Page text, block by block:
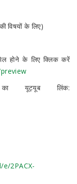
विषयों के लिए)
होने के लिए क्लिक करें
का यूट्यूब लिंक:
2PACX-